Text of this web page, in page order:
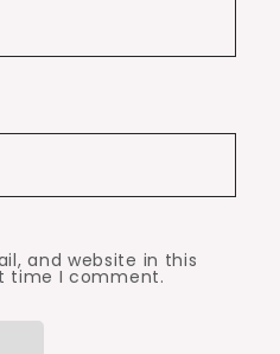
and website in this
time I comment.